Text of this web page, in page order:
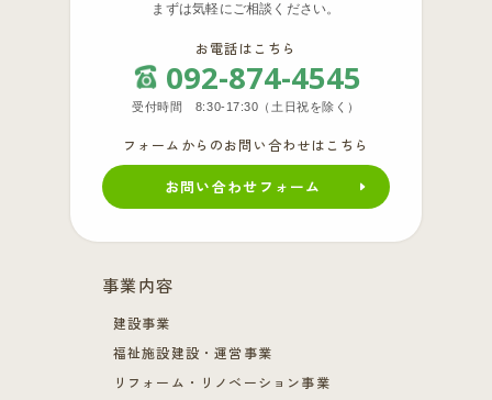
まずは気軽にご相談ください。
お電話はこちら
092-874-4545
受付時間 8:30-17:30（土日祝を除く）
フォームからのお問い合わせはこちら
お問い合わせフォーム
事業内容
建設事業
福祉施設建設・運営事業
リフォーム・リノベーション事業